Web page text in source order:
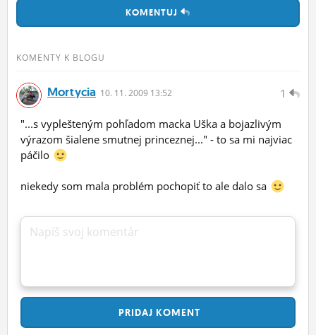
KOMENTUJ
KOMENTY K BLOGU
1
Mortycia 10. 11. 2009 13:52
"...s vyplešteným pohľadom macka Uška a bojazlivým
výrazom šialene smutnej princeznej..." - to sa mi najviac
páčilo
niekedy som mala problém pochopiť to ale dalo sa
Napíš svoj komentár
PRIDAJ KOMENT